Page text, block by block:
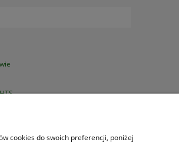
cookies do swoich preferencji, poniżej